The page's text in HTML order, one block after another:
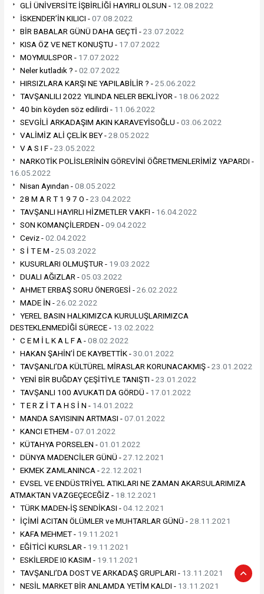
GLİ ÜNİVERSİTE İŞBİRLİĞİ HAYIRLI OLSUN - 12.08.2022
İSKENDER’İN KILICI -07.08.2022
BİR BABALAR GÜNÜ DAHA GEÇTİ -23.07.2022
KISA ÖZ VE NET KONUŞTU - 17.07.2022
MOYMULSPOR - 17.07.2022
Neler kutladık ? -02.07.2022
HIRSIZLARA KARŞI NE YAPILABİLİR ? -25.06.2022
TAVŞANLILI 2022 YILINDA NELER BEKLİYOR - 18.06.2022
40 bin köyden söz edilirdi - 11.06.2022
SEVGİLİ ARKADAŞIM AKIN KARAVEYİSOĞLU -03.06.2022
VALİMİZ ALİ ÇELİK BEY -28.05.2022
V A S I F -23.05.2022
NARKOTİK POLİSLERİNİN GÖREVİNİ ÖĞRETMENLERİMİZ YAPARDI -
16.05.2022
Nisan Ayından -08.05.2022
28 M A R T 1 9 7 O -23.04.2022
TAVŞANLI HAYIRLI HİZMETLER VAKFI - 16.04.2022
SON KOMANÇİLERDEN -09.04.2022
Ceviz -02.04.2022
S İ T E M -25.03.2022
KUSURLARI OLMUŞTUR - 19.03.2022
DUALI AĞIZLAR -05.03.2022
AHMET ERBAŞ SORU ÖNERGESİ -26.02.2022
MADE İN -26.02.2022
YEREL BASIN HALKIMIZCA KURULUŞLARIMIZCA
DESTEKLENMEDİĞİ SÜRECE - 13.02.2022
C E M İ L K A L F A -08.02.2022
HAKAN ŞAHİN’İ DE KAYBETTİK -30.01.2022
TAVŞANLI’DA KÜLTÜREL MİRASLAR KORUNACAKMIŞ -23.01.2022
YENİ BİR BUĞDAY ÇEŞİTİYLE TANIŞTI -23.01.2022
TAVŞANLI 100 AVUKATI DA GÖRDÜ - 17.01.2022
T E R Z İ T A H S İ N - 14.01.2022
MANDA SAYISININ ARTMASI -07.01.2022
KANCI ETHEM -07.01.2022
KÜTAHYA PORSELEN -01.01.2022
DÜNYA MADENCİLER GÜNÜ -27.12.2021
EKMEK ZAMLANINCA -22.12.2021
EVSEL VE ENDÜSTRİYEL ATIKLARI NE ZAMAN AKARSULARIMIZA
ATMAKTAN VAZGEÇECEĞİZ - 18.12.2021
TÜRK MADEN-İŞ SENDİKASI -04.12.2021
İÇİMİ ACITAN ÖLÜMLER ve MUHTARLAR GÜNÜ -28.11.2021
KAFA MEHMET - 19.11.2021
EĞİTİCİ KURSLAR - 19.11.2021
ESKİLERDE I0 KASIM - 19.11.2021
TAVŞANLI’DA DOST VE ARKADAŞ GRUPLARI - 13.11.2021
NESİL MARKET BİR ANLAMDA YETİM KALDI - 13.11.2021